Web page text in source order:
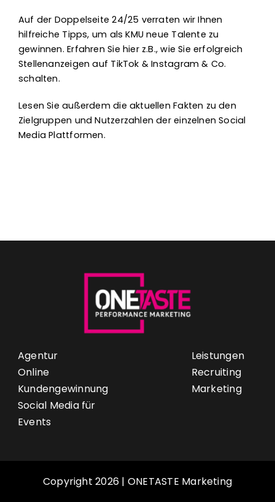
Auf der Doppelseite 24/25 verraten wir Ihnen
hilfreiche Tipps, um als KMU neue Talente zu
gewinnen. Erfahren Sie hier z.B., wie Sie erfolgreich
Stellenanzeigen auf TikTok & Instagram & Co.
schalten.
Lesen Sie außerdem die aktuellen Fakten zu den
Zielgruppen und Nutzerzahlen der einzelnen Social
Media Plattformen.
Agentur
Online
Kundengewinnung
Social Media für
Events
Leistungen
Recruiting
Marketing
Copyright 2026 | ONETASTE Marketing